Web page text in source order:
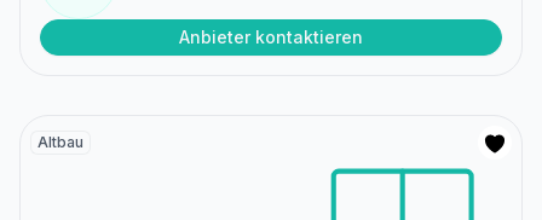
Anbieter kontaktieren
Altbau